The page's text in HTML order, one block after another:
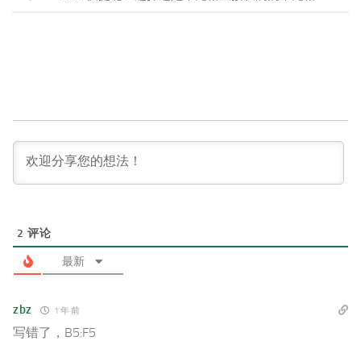
2 评论
最新
zbz 1 年 前
写错了，B5:F5